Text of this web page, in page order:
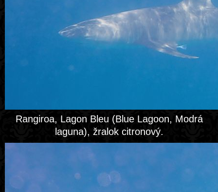
Rangiroa, Lagon Bleu (Blue Lagoon, Modrá
laguna), žralok citronový.